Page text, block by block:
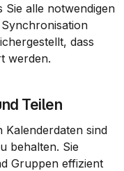
Sie alle notwendigen
dass
werden.
Teilen
Kalenderdaten sind
behalten. Sie
Gruppen effizient